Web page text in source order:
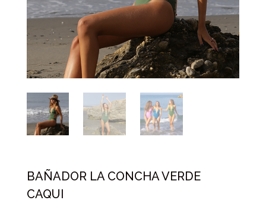
BAÑADOR LA CONCHA VERDE
CAQUI